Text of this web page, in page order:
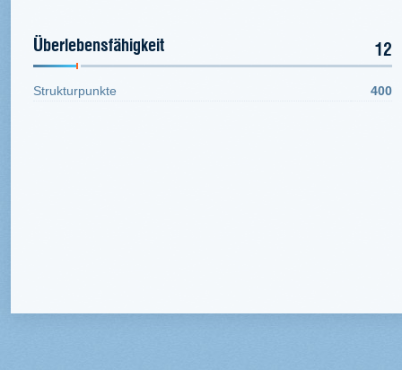
Überlebensfähigkeit 12
Strukturpunkte 400